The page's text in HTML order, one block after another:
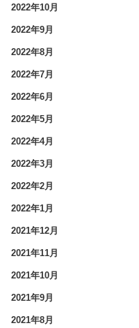
2022年10月
2022年9月
2022年8月
2022年7月
2022年6月
2022年5月
2022年4月
2022年3月
2022年2月
2022年1月
2021年12月
2021年11月
2021年10月
2021年9月
2021年8月